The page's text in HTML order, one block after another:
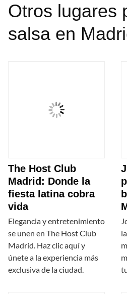
Otros lugares
salsa en
The Host Club
Madrid: Donde la
fiesta latina cobra
vida
Elegancia y entretenimiento
se unen en The Host Club
Madrid. Haz clic aquí y
únete a la experiencia más
exclusiva de la ciudad.